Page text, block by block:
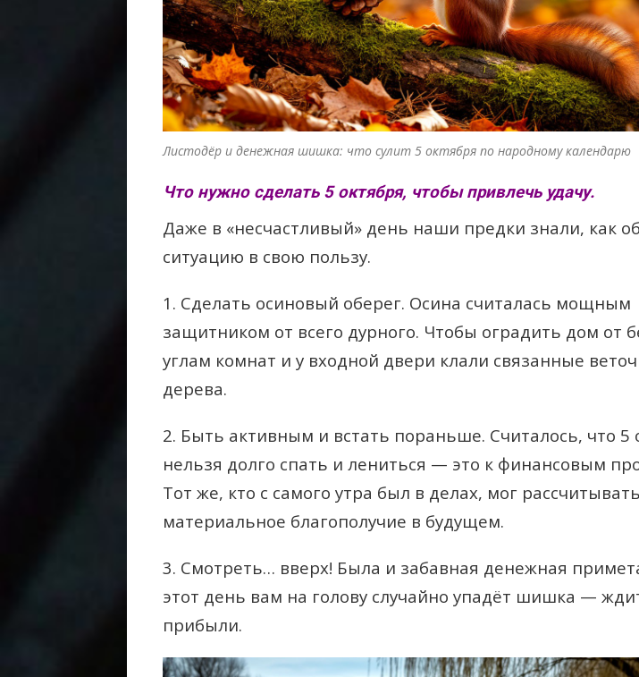
Листодёр и денежная шишка: что сулит 5 октября по народному календарю
Что нужно сделать 5 октября, чтобы привлечь удачу.
Даже в «несчастливый» день наши предки знали, как
ситуацию в свою пользу.
1. Сделать осиновый оберег. Осина считалась мощным
защитником от всего дурного. Чтобы оградить дом от
углам комнат и у входной двери клали связанные
дерева.
2. Быть активным и встать пораньше. Считалось, что 5
нельзя долго спать и лениться — это к финансовым
Тот же, кто с самого утра был в делах, мог
материальное благополучие в будущем.
3. Смотреть… вверх! Была и забавная денежная
этот день вам на голову случайно упадёт шишка —
прибыли.